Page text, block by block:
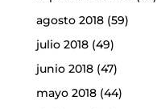
agosto 2018(59)
julio 2018(49)
junio 2018(47)
mayo 2018(44)